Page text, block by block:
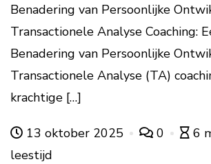
Benadering van Persoonlijke
Transactionele Analyse Coaching:
Benadering van Persoonlijke
Transactionele Analyse (TA)
krachtige […]
13 oktober 2025 0
6
leestijd